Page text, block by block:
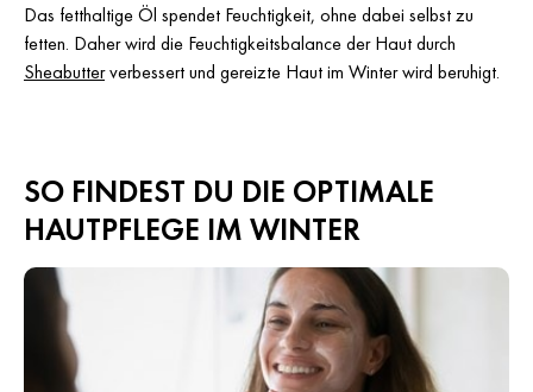
Das fetthaltige Öl spendet Feuchtigkeit, ohne dabei selbst zu
fetten. Daher wird die Feuchtigkeitsbalance der Haut durch
Sheabutterverbessert und gereizte Haut im Winter wird beruhigt.
SO FINDEST DU DIE OPTIMALE
HAUTPFLEGE IM WINTER